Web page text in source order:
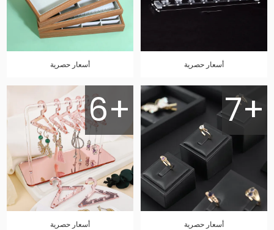
أسعار حصرية أسعار حصرية
7+
أسعار حصرية
6+
أسعار حصرية